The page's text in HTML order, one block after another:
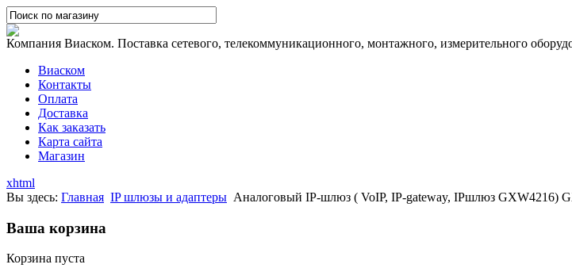
Компания Виаском. Поставка сетевого, телекоммуникационного, монтажного, измерительного
Виаском
Контакты
Оплата
Доставка
Как заказать
Карта сайта
Магазин
xhtml
Вы здесь: Главная IP шлюзы и адаптеры Аналоговый IP-шлюз ( VoIP, IP-gateway, IPшлюз GXW4216)
Ваша корзина
Корзина пуста